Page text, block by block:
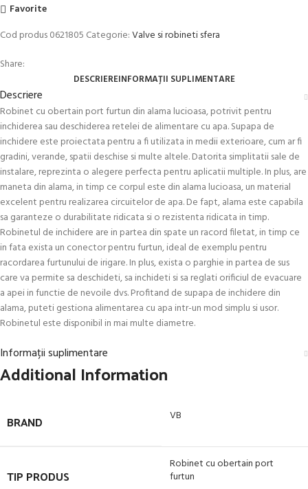
Favorite
Cod produs0621805 Categorie:Valve si robineti sfera
Share:
DESCRIEREINFORMAȚII SUPLIMENTARE
Descriere
Robinet cu obertain port furtun din alama lucioasa, potrivit pentru
inchiderea sau deschiderea retelei de alimentare cu apa. Supapa de
inchidere este proiectata pentru a fi utilizata in medii exterioare, cum ar fi
gradini, verande, spatii deschise si multe altele. Datorita simplitatii sale de
instalare, reprezinta o alegere perfecta pentru aplicatii multiple. In plus, are
maneta din alama, in timp ce corpul este din alama lucioasa, un material
excelent pentru realizarea circuitelor de apa. De fapt, alama este capabila
sa garanteze o durabilitate ridicata si o rezistenta ridicata in timp.
Robinetul de inchidere are in partea din spate un racord filetat, in timp ce
in fata exista un conector pentru furtun, ideal de exemplu pentru
racordarea furtunului de irigare. In plus, exista o parghie in partea de sus
care va permite sa deschideti, sa inchideti si sa reglati orificiul de evacuare
a apei in functie de nevoile dvs. Profitand de supapa de inchidere din
alama, puteti gestiona alimentarea cu apa intr-un mod simplu si usor.
Robinetul este disponibil in mai multe diametre.
Informații suplimentare
Additional Information
BRAND VB
TIP PRODUS
Robinet cu obertain port
furtun